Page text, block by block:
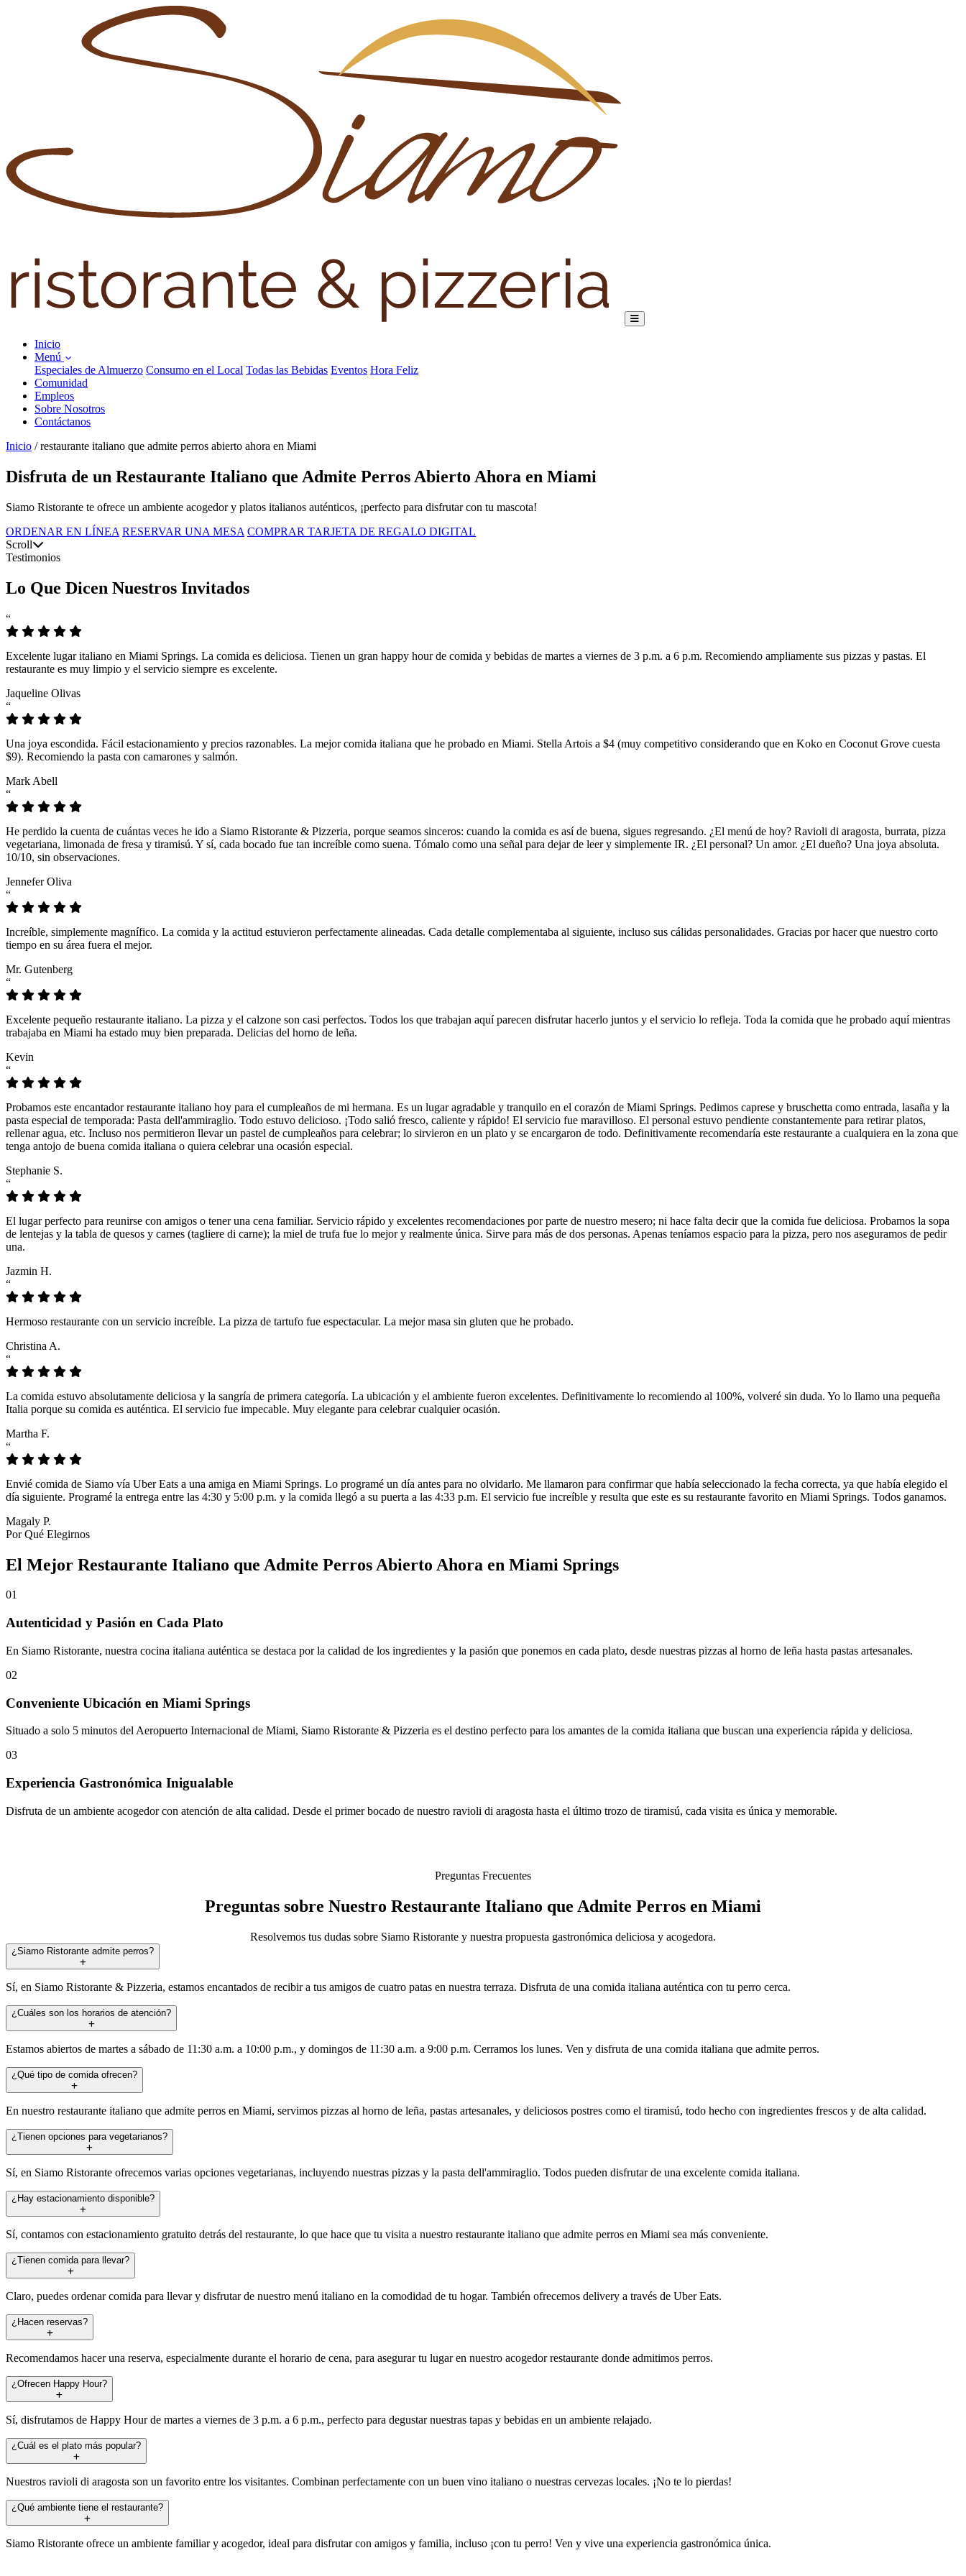
Inicio
Menú
Especiales de Almuerzo Consumo en el Local Todas las Bebidas Eventos Hora Feliz
Comunidad
Empleos
Sobre Nosotros
Contáctanos
Inicio / restaurante italiano que admite perros abierto ahora en Miami
Disfruta de un Restaurante Italiano que Admite Perros Abierto Ahora en Miami
Siamo Ristorante te ofrece un ambiente acogedor y platos italianos auténticos, ¡perfecto para disfrutar con tu mascota!
ORDENAR EN LÍNEA RESERVAR UNA MESA COMPRAR TARJETA DE REGALO DIGITAL
Scroll
Testimonios
Lo Que Dicen Nuestros Invitados
“
Excelente lugar italiano en Miami Springs. La comida es deliciosa. Tienen un gran happy hour de comida y bebidas de martes a viernes de 3 p.m. a 6 p.m. Recomiendo ampliamente sus pizzas y pastas. El
restaurante es muy limpio y el servicio siempre es excelente.
Jaqueline Olivas
“
Una joya escondida. Fácil estacionamiento y precios razonables. La mejor comida italiana que he probado en Miami. Stella Artois a $4 (muy competitivo considerando que en Koko en Coconut Grove cuesta
$9). Recomiendo la pasta con camarones y salmón.
Mark Abell
“
He perdido la cuenta de cuántas veces he ido a Siamo Ristorante & Pizzeria, porque seamos sinceros: cuando la comida es así de buena, sigues regresando. ¿El menú de hoy? Ravioli di aragosta, burrata, pizza
vegetariana, limonada de fresa y tiramisú. Y sí, cada bocado fue tan increíble como suena. Tómalo como una señal para dejar de leer y simplemente IR. ¿El personal? Un amor. ¿El dueño? Una joya absoluta.
10/10, sin observaciones.
Jennefer Oliva
“
Increíble, simplemente magnífico. La comida y la actitud estuvieron perfectamente alineadas. Cada detalle complementaba al siguiente, incluso sus cálidas personalidades. Gracias por hacer que nuestro corto
tiempo en su área fuera el mejor.
Mr. Gutenberg
“
Excelente pequeño restaurante italiano. La pizza y el calzone son casi perfectos. Todos los que trabajan aquí parecen disfrutar hacerlo juntos y el servicio lo refleja. Toda la comida que he probado aquí mientras
trabajaba en Miami ha estado muy bien preparada. Delicias del horno de leña.
Kevin
“
Probamos este encantador restaurante italiano hoy para el cumpleaños de mi hermana. Es un lugar agradable y tranquilo en el corazón de Miami Springs. Pedimos caprese y bruschetta como entrada, lasaña y la
pasta especial de temporada: Pasta dell'ammiraglio. Todo estuvo delicioso. ¡Todo salió fresco, caliente y rápido! El servicio fue maravilloso. El personal estuvo pendiente constantemente para retirar platos,
rellenar agua, etc. Incluso nos permitieron llevar un pastel de cumpleaños para celebrar; lo sirvieron en un plato y se encargaron de todo. Definitivamente recomendaría este restaurante a cualquiera en la zona que
tenga antojo de buena comida italiana o quiera celebrar una ocasión especial.
Stephanie S.
“
El lugar perfecto para reunirse con amigos o tener una cena familiar. Servicio rápido y excelentes recomendaciones por parte de nuestro mesero; ni hace falta decir que la comida fue deliciosa. Probamos la sopa
de lentejas y la tabla de quesos y carnes (tagliere di carne); la miel de trufa fue lo mejor y realmente única. Sirve para más de dos personas. Apenas teníamos espacio para la pizza, pero nos aseguramos de pedir
una.
Jazmin H.
“
Hermoso restaurante con un servicio increíble. La pizza de tartufo fue espectacular. La mejor masa sin gluten que he probado.
Christina A.
“
La comida estuvo absolutamente deliciosa y la sangría de primera categoría. La ubicación y el ambiente fueron excelentes. Definitivamente lo recomiendo al 100%, volveré sin duda. Yo lo llamo una pequeña
Italia porque su comida es auténtica. El servicio fue impecable. Muy elegante para celebrar cualquier ocasión.
Martha F.
“
Envié comida de Siamo vía Uber Eats a una amiga en Miami Springs. Lo programé un día antes para no olvidarlo. Me llamaron para confirmar que había seleccionado la fecha correcta, ya que había elegido el
día siguiente. Programé la entrega entre las 4:30 y 5:00 p.m. y la comida llegó a su puerta a las 4:33 p.m. El servicio fue increíble y resulta que este es su restaurante favorito en Miami Springs. Todos ganamos.
Magaly P.
Por Qué Elegirnos
El Mejor Restaurante Italiano que Admite Perros Abierto Ahora en Miami Springs
01
Autenticidad y Pasión en Cada Plato
En Siamo Ristorante, nuestra cocina italiana auténtica se destaca por la calidad de los ingredientes y la pasión que ponemos en cada plato, desde nuestras pizzas al horno de leña hasta pastas artesanales.
02
Conveniente Ubicación en Miami Springs
Situado a solo 5 minutos del Aeropuerto Internacional de Miami, Siamo Ristorante & Pizzeria es el destino perfecto para los amantes de la comida italiana que buscan una experiencia rápida y deliciosa.
03
Experiencia Gastronómica Inigualable
Disfruta de un ambiente acogedor con atención de alta calidad. Desde el primer bocado de nuestro ravioli di aragosta hasta el último trozo de tiramisú, cada visita es única y memorable.
Preguntas Frecuentes
Preguntas sobre Nuestro Restaurante Italiano que Admite Perros en Miami
Resolvemos tus dudas sobre Siamo Ristorante y nuestra propuesta gastronómica deliciosa y acogedora.
¿Siamo Ristorante admite perros?
Sí, en Siamo Ristorante & Pizzeria, estamos encantados de recibir a tus amigos de cuatro patas en nuestra terraza. Disfruta de una comida italiana auténtica con tu perro cerca.
¿Cuáles son los horarios de atención?
Estamos abiertos de martes a sábado de 11:30 a.m. a 10:00 p.m., y domingos de 11:30 a.m. a 9:00 p.m. Cerramos los lunes. Ven y disfruta de una comida italiana que admite perros.
¿Qué tipo de comida ofrecen?
En nuestro restaurante italiano que admite perros en Miami, servimos pizzas al horno de leña, pastas artesanales, y deliciosos postres como el tiramisú, todo hecho con ingredientes frescos y de alta calidad.
¿Tienen opciones para vegetarianos?
Sí, en Siamo Ristorante ofrecemos varias opciones vegetarianas, incluyendo nuestras pizzas y la pasta dell'ammiraglio. Todos pueden disfrutar de una excelente comida italiana.
¿Hay estacionamiento disponible?
Sí, contamos con estacionamiento gratuito detrás del restaurante, lo que hace que tu visita a nuestro restaurante italiano que admite perros en Miami sea más conveniente.
¿Tienen comida para llevar?
Claro, puedes ordenar comida para llevar y disfrutar de nuestro menú italiano en la comodidad de tu hogar. También ofrecemos delivery a través de Uber Eats.
¿Hacen reservas?
Recomendamos hacer una reserva, especialmente durante el horario de cena, para asegurar tu lugar en nuestro acogedor restaurante donde admitimos perros.
¿Ofrecen Happy Hour?
Sí, disfrutamos de Happy Hour de martes a viernes de 3 p.m. a 6 p.m., perfecto para degustar nuestras tapas y bebidas en un ambiente relajado.
¿Cuál es el plato más popular?
Nuestros ravioli di aragosta son un favorito entre los visitantes. Combinan perfectamente con un buen vino italiano o nuestras cervezas locales. ¡No te lo pierdas!
¿Qué ambiente tiene el restaurante?
Siamo Ristorante ofrece un ambiente familiar y acogedor, ideal para disfrutar con amigos y familia, incluso ¡con tu perro! Ven y vive una experiencia gastronómica única.